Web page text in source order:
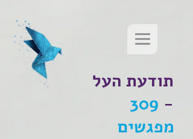
תודעת העל
-
309
מפגשים